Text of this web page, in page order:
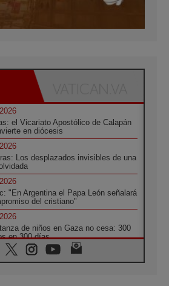
el Vicariato Apostólico de Calapán
en diócesis
Los desplazados invisibles de una
"En Argentina el Papa León señalará
del cristiano"
de niños en Gaza no cesa: 300
en 300 días
guerra desfigura el mundo, solo la